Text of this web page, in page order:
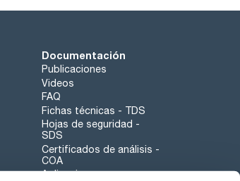
Documentación
Publicaciones
Videos
FAQ
Fichas técnicas - TDS
Hojas de seguridad -
SDS
Certificados de análisis -
COA
Aplicaciones